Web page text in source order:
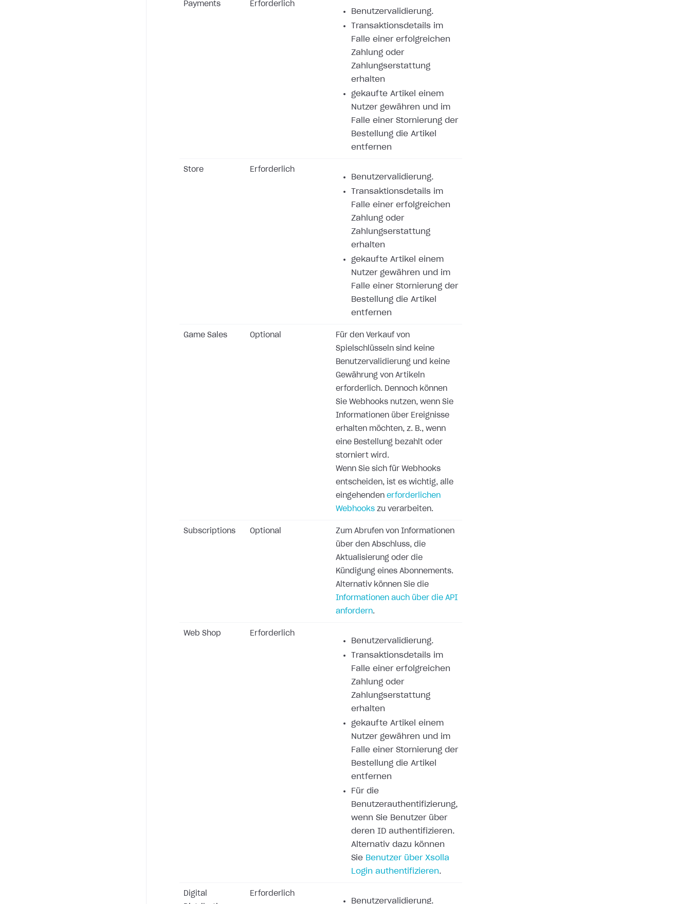
Payments Erforderlich
Benutzervalidierung.
Transaktionsdetails im
Falle einer erfolgreichen
Zahlung oder
Zahlungserstattung
erhalten
gekaufte Artikel einem
Nutzer gewähren und im
Falle einer Stornierung der
Bestellung die Artikel
entfernen
Store Erforderlich
Benutzervalidierung.
Transaktionsdetails im
Falle einer erfolgreichen
Zahlung oder
Zahlungserstattung
erhalten
gekaufte Artikel einem
Nutzer gewähren und im
Falle einer Stornierung der
Bestellung die Artikel
entfernen
Game Sales Optional
Für den Verkauf von
Spielschlüsseln sind keine
Benutzervalidierung und keine
Gewährung von Artikeln
erforderlich. Dennoch können
Sie Webhooks nutzen, wenn Sie
Informationen über Ereignisse
erhalten möchten, z. B., wenn
eine Bestellung bezahlt oder
storniert wird.
Wenn Sie sich für Webhooks
entscheiden, ist es wichtig, alle
eingehenden erforderlichen
Webhooks zu verarbeiten.
Subscriptions Optional
Zum Abrufen von Informationen
über den Abschluss, die
Aktualisierung oder die
Kündigung eines Abonnements.
Alternativ können Sie die
Informationen auch über die API
anfordern.
Web Shop Erforderlich
Benutzervalidierung.
Transaktionsdetails im
Falle einer erfolgreichen
Zahlung oder
Zahlungserstattung
erhalten
gekaufte Artikel einem
Nutzer gewähren und im
Falle einer Stornierung der
Bestellung die Artikel
entfernen
Für die
Benutzerauthentifizierung,
wenn Sie Benutzer über
deren ID authentifizieren.
Alternativ dazu können
Sie Benutzer über Xsolla
Login authentifizieren.
Digital
Erforderlich
Benutzervalidierung.